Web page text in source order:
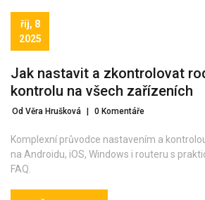
říj, 8
2025
Jak nastavit a zkontrolovat
kontrolu na všech zařízeních
Od Věra Hrušková 0 Komentáře
Komplexní průvodce nastavením a
na Androidu, iOS, Windows i routeru s
FAQ.